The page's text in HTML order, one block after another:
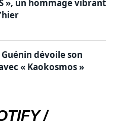
», un hommage vibrant
dévoile son
« Kaokosmos »
/